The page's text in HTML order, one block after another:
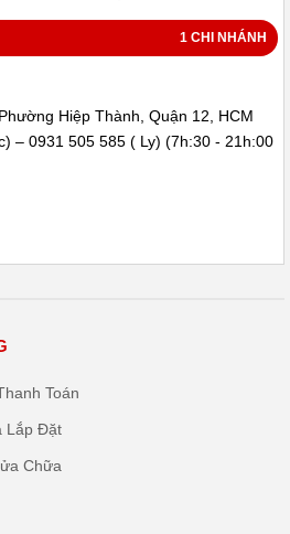
1 CHI NHÁNH
Hiệp Thành, Quận 12, HCM
– 0931 505 585 ( Ly) (7h:30 - 21h:00
Toán
Lắp Đặt
Chữa